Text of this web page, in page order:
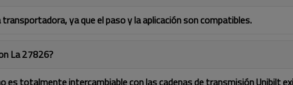
ya que el paso y la aplicación son compatibles.
La 27826?
es totalmente intercambiable con las cadenas de transmisión Unibilt